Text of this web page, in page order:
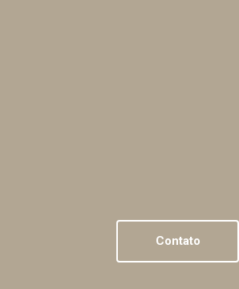
Contato